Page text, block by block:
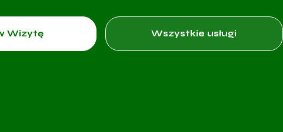
Wizytę Wszystkie usługi